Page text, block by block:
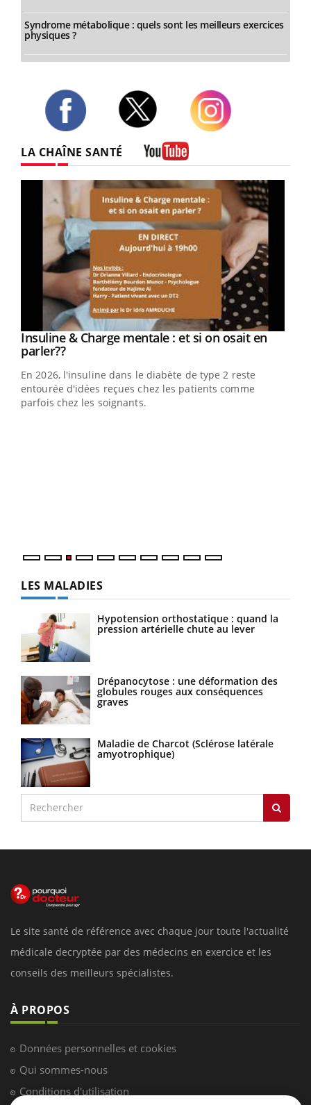
Syndrome métabolique : quels sont les meilleurs exercices
physiques ?
LA CHAÎNE SANTÉ
Youtube
Insuline & Charge mentale : et si on osait en
parler??Youtube
En 2026, l'insuline dans le diabète de type 2 reste
entourée d'idées reçues chez les patients comme
parfois chez les soignants.
LES MALADIES
Hypotension orthostatique : quand la
pression artérielle chute au lever
Drépanocytose : une déformation des
globules rouges aux conséquences
graves
Maladie de Charcot (Sclérose latérale
amyotrophique)
Le site santé de référence avec chaque jour toute l'actualité
médicale decryptée par des médecins en exercice et les
conseils des meilleurs spécialistes.
À PROPOS
Données personnelles et cookies
Qui sommes-nous
Conditions d'utilisation